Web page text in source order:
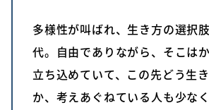
多様性が叫ばれ、生き方の選択
代。自由でありながら、そこは
立ち込めていて、この先どう生
か、考えあぐねている人も少な